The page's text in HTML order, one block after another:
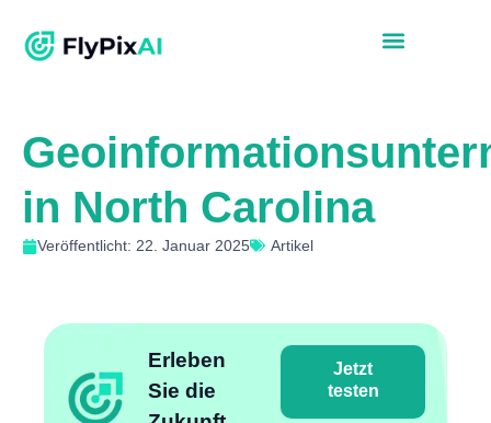
in North Carolina
Veröffentlicht: 22. Januar 2025 Artikel
Erleben
Sie die
Jetzt
testen